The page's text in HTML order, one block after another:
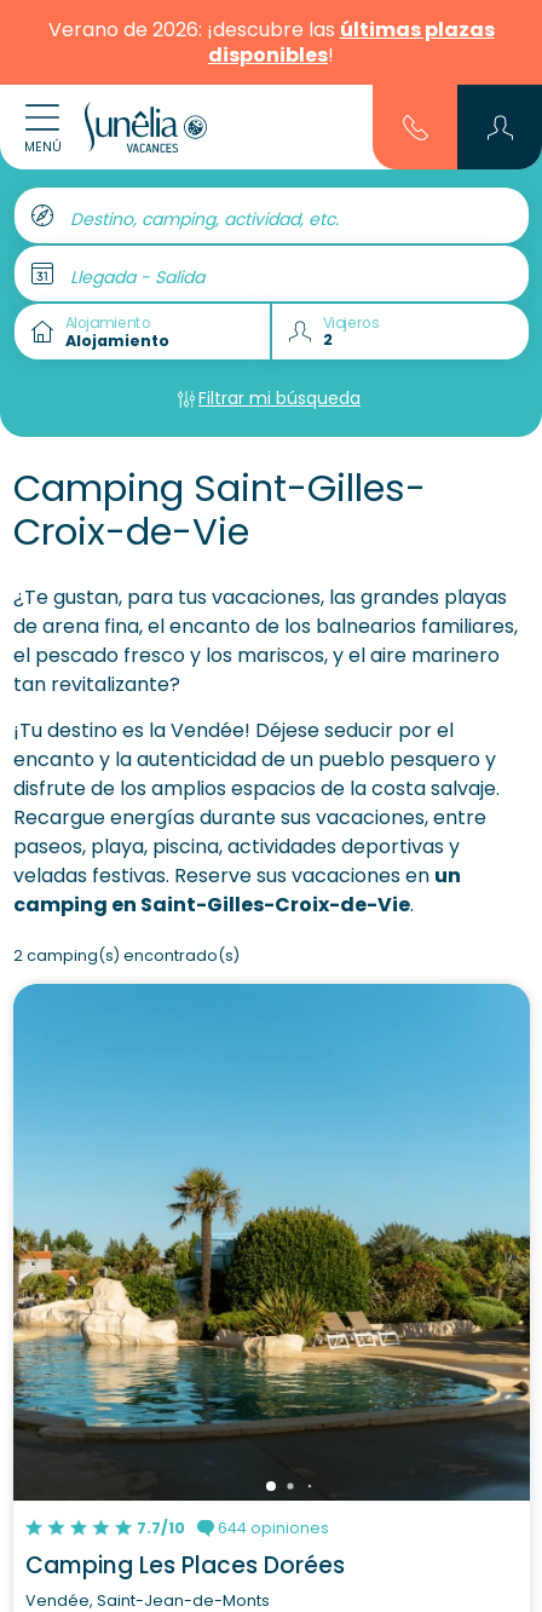
Verano de 2026: ¡descubre las últimas plazas
disponibles!
MENÚ
Destino, camping, actividad, etc.
Llegada - Salida
Alojamiento Viajeros
Filtrar mi búsqueda
Camping Saint-Gilles-
Croix-de-Vie
¿Te gustan, para tus vacaciones, las grandes playas
de arena fina, el encanto de los balnearios familiares,
el pescado fresco y los mariscos, y el aire marinero
tan revitalizante?
¡Tu destino es la Vendée! Déjese seducir por el
encanto y la autenticidad de un pueblo pesquero y
disfrute de los amplios espacios de la costa salvaje.
Recargue energías durante sus vacaciones, entre
paseos, playa, piscina, actividades deportivas y
veladas festivas. Reserve sus vacaciones en un
camping en Saint-Gilles-Croix-de-Vie.
2 camping(s) encontrado(s)
7.7/10 644 opiniones
Camping Les Places Dorées
Vendée, Saint-Jean-de-Monts